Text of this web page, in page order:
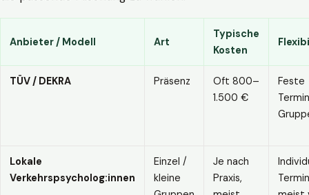
Anbieter / Modell Art
Typische
Kosten
TÜV / DEKRA Präsenz
Oft 800–
1.500 €
Feste
Lokale
Verkehrspsycholog:innen
Einzel /
kleine
Je nach
Praxis,